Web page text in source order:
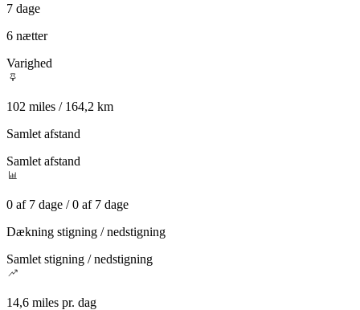
7 dage
6 nætter
Varighed
102 miles / 164,2 km
Samlet afstand
Samlet afstand
0 af 7 dage / 0 af 7 dage
Dækning stigning / nedstigning
Samlet stigning / nedstigning
14,6 miles pr. dag